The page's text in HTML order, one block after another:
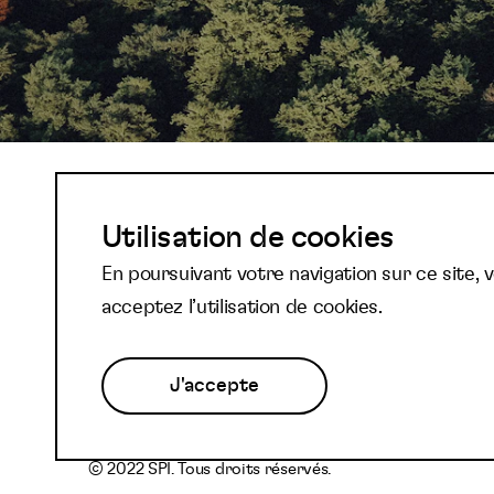
Abonnez-vous à
newsletter et
© 2022 SPI. Tous droits réservés.
Utilisation de cookies
En poursuivant votre navigation sur ce site,
acceptez l’utilisation de cookies.
J'accepte